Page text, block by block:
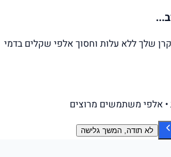
שלך ללא עלות וחסוך אלפי שקלים בדמי
לא תודה, המשך גלישה